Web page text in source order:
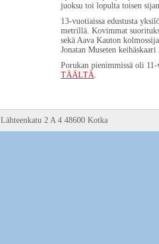
juoksu toi lopulta toisen
13-vuotiaissa edustusta
metrillä. Kovimmat
sekä Aava Kauton
Jonatan Museten
Porukan pienimmissä oli
TÄÄLTÄ.
Lähteenkatu 2 A 4 48600 Kotka